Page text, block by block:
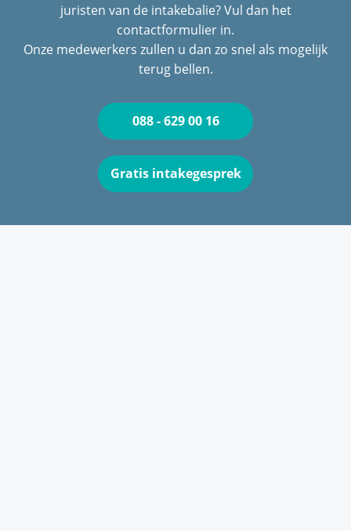
juristen van de intakebalie? Vul dan het
contactformulier in.
Onze medewerkers zullen u dan zo snel als mogelijk
terug bellen.
088 - 629 00 16
Gratis intakegesprek